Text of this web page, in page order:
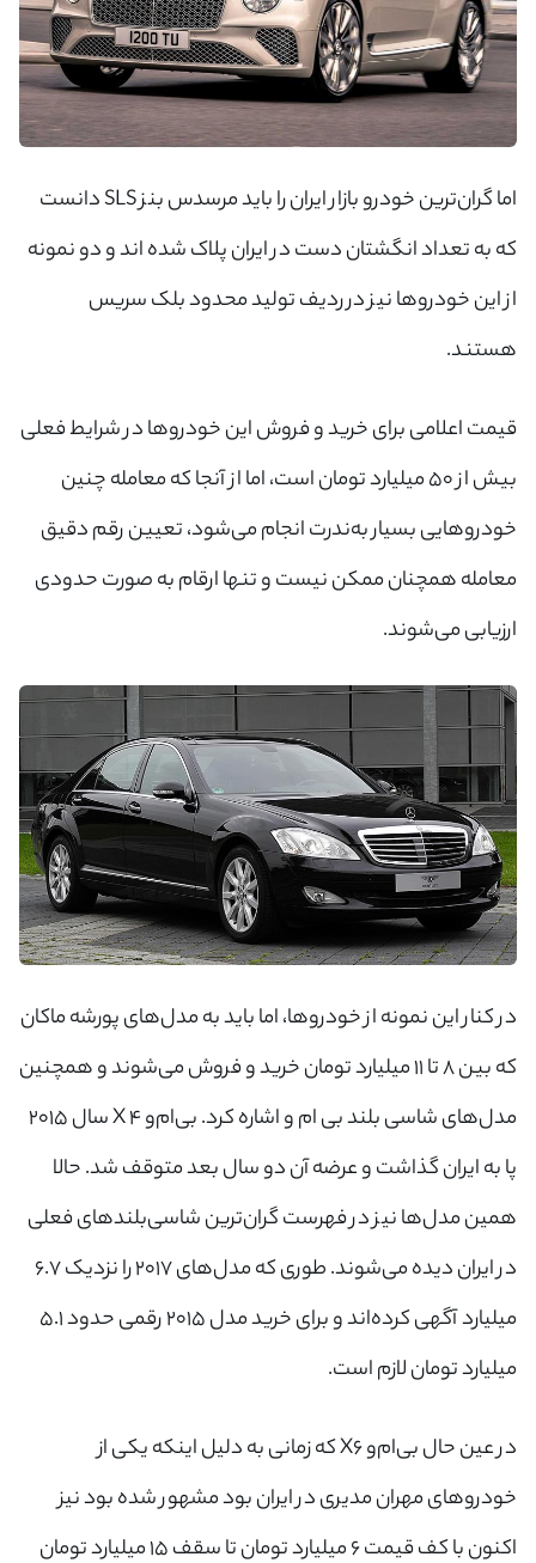
اما گران‌ترین خودرو بازار ایران را باید مرسدس بنز SLS دانست
که به تعداد انگشتان دست در ایران پلاک شده اند و دو نمونه
از این خودروها نیز در ردیف تولید محدود بلک سریس
هستند.
قیمت اعلامی برای خرید و فروش این خودروها در شرایط فعلی
بیش از ۵۰ میلیارد تومان است، اما از آنجا که معامله چنین
خودروهایی بسیار به‌ندرت انجام می‌شود، تعیین رقم دقیق
معامله همچنان ممکن نیست و تنها ارقام به صورت حدودی
ارزیابی می‌شوند.
در کنار این نمونه از خودروها، اما باید به مدل‌های پورشه ماکان
که بین ۸ تا ۱۱ میلیارد تومان خرید و فروش می‌شوند و همچنین
مدل‌های شاسی بلند بی ام و اشاره کرد. بی‌ام‌و X ۴ سال ۲۰۱۵
پا به ایران گذاشت و عرضه آن دو سال بعد متوقف شد. حالا
همین مدل‌ها نیز در فهرست گران‌ترین شاسی‌بلندهای فعلی
در ایران دیده می‌شوند. طوری که مدل‌های ۲۰۱۷ را نزدیک ۶.۷
میلیارد آگهی کرده‌اند و برای خرید مدل ۲۰۱۵ رقمی حدود ۵.۱
میلیارد تومان لازم است.
در عین حال بی‌ام‌و X۶ که زمانی به دلیل اینکه یکی از
خودروهای مهران مدیری در ایران بود مشهور شده بود نیز
اکنون با کف قیمت ۶ میلیارد تومان تا سقف ۱۵ میلیارد تومان